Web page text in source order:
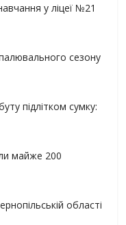
у ліцеї №21
сезону
підлітком сумку:
майже 200
області